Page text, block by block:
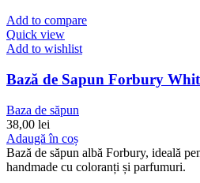
Add to compare
Quick view
Add to wishlist
Bază de Sapun Forbury
Baza de săpun
38,00 lei
Adaugă în coș
Bază de săpun albă Forbury, ideală
handmade cu coloranți și parfumuri.